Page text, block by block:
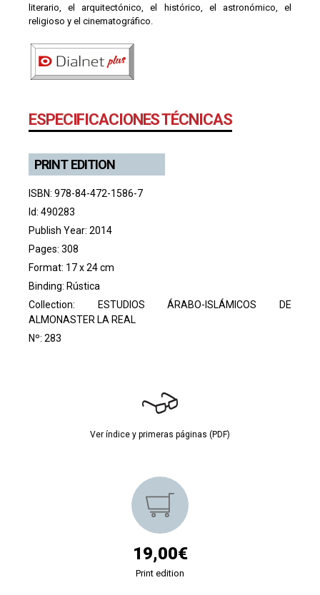
literario, el arquitectónico, el histórico, el astronómico, el
religioso y el cinematográfico.
ESPECIFICACIONES TÉCNICAS
PRINT EDITION
ISBN: 978-84-472-1586-7
Id: 490283
Publish Year: 2014
Pages: 308
Format: 17 x 24 cm
Binding: Rústica
Collection: ESTUDIOS ÁRABO-ISLÁMICOS DE
ALMONASTER LA REAL
Nº: 283
Ver índice y primeras páginas (PDF)
19,00€
Print edition